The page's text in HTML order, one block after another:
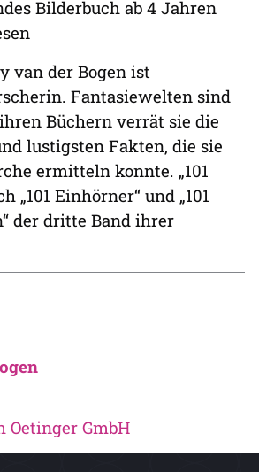
Bilderbuch ab 4 Jahren
van der Bogen ist
Fantasiewelten sind
Büchern verrät sie die
lustigsten Fakten, die sie
ermitteln konnte. „101
„101 Einhörner“ und „101
der dritte Band ihrer
GmbH